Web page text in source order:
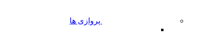
پروازی ها